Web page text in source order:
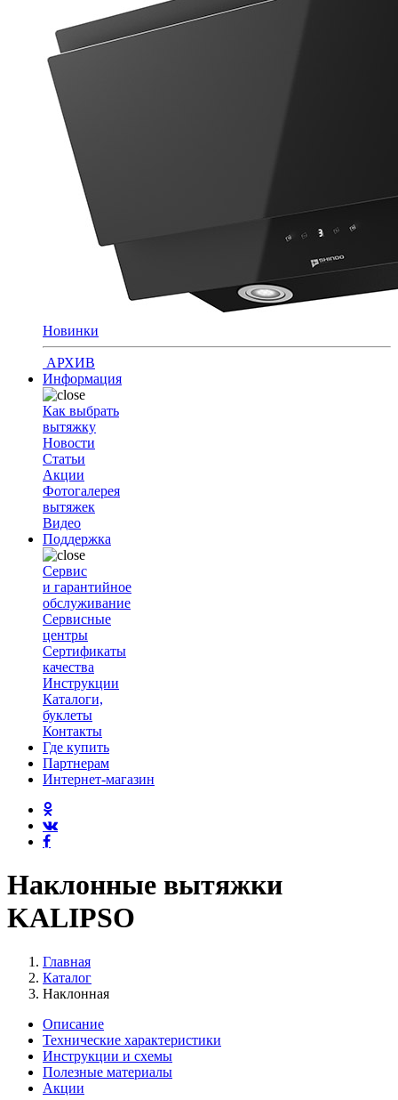
Новинки
АРХИВ
Информация
Как выбрать
вытяжку
Новости
Статьи
Акции
Фотогалерея
вытяжек
Видео
Поддержка
Сервис
и гарантийное
обслуживание
Сервисные
центры
Сертификаты
качества
Инструкции
Каталоги,
буклеты
Контакты
Где купить
Партнерам
Интернет-магазин
Наклонные вытяжки
KALIPSO
Главная
Каталог
Наклонная
Описание
Технические характеристики
Инструкции и схемы
Полезные материалы
Акции